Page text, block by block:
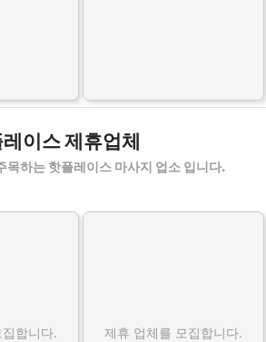
이스 제휴업체
목하는 핫플레이스 마사지 업소 입니다.
합니다. 제휴 업체를 모집합니다.